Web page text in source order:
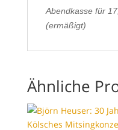
Abendkasse für
(ermäßigt)
Ähnliche